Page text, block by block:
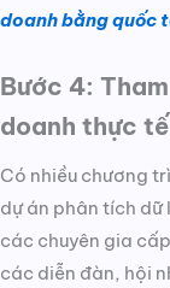
doanh bằng quốc
Bước 4:
doanh thực tế
Có nhiều chương
dự án phân tích
các chuyên gia
các diễn đàn, hội